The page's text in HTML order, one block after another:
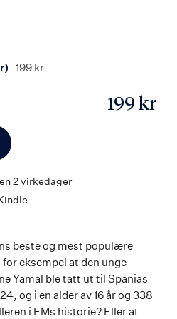
199 kr
199 kr
2 virkedager
beste og mest populære
eksempel at den unge
Yamal ble tatt ut til Spanias
og i en alder av 16 år og 338
i EMs historie? Eller at